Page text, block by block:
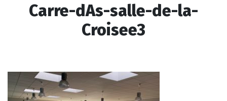
Carre-dAs-salle-de-la-
Croisee3